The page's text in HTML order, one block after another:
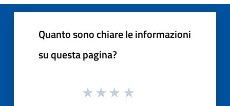
Quanto sono chiare le informazioni
su questa pagina?